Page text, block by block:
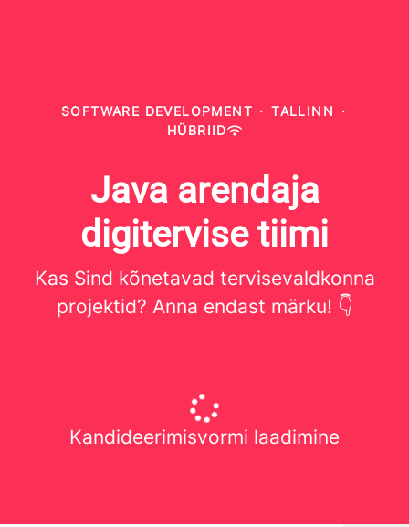
SOFTWARE DEVELOPMENT · TALLINN
·
HÜBRIID
Java arendaja
digitervise tiimi
Kas Sind kõnetavad tervisevaldkonna
projektid? Anna endast märku! 👇
Kandideerimisvormi laadimine